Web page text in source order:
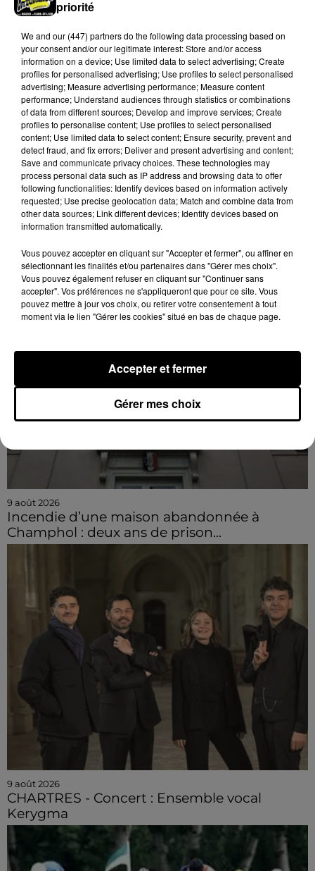
9 août 2026
Loir-et-Cher : un pyromane interpellé grâce
au sang-froid des...
9 août 2026
Incendie d’une maison abandonnée à
Champhol : deux ans de prison...
9 août 2026
CHARTRES - Concert : Ensemble vocal
Kerygma
priorité
We and our (447) partnersdo the following data processing based on
your consent and/or our legitimate interest: Store and/or access
information on a device; Use limited data to select advertising; Create
profiles for personalised advertising; Use profiles to select personalised
advertising; Measure advertising performance; Measure content
performance; Understand audiences through statistics or combinations
of data from different sources; Develop and improve services; Create
profiles to personalise content; Use profiles to select personalised
content; Use limited data to select content; Ensure security, prevent and
detect fraud, and fix errors; Deliver and present advertising and content;
Save and communicate privacy choices. These technologies may
process personal data such as IP address and browsing data to offer
following functionalities: Identify devices based on information actively
requested; Use precise geolocation data; Match and combine data from
other data sources; Link different devices; Identify devices based on
information transmitted automatically.
Vous pouvez accepter en cliquant sur "Accepter et fermer", ou affiner en
sélectionnant les finalités et/ou partenaires dans "Gérer mes choix".
Vous pouvez également refuser en cliquant sur "Continuer sans
accepter". Vos préférences ne s'appliqueront que pour ce site. Vous
pouvez mettre à jour vos choix, ou retirer votre consentement à tout
moment via le lien "Gérer les cookies" situé en bas de chaque page.
Gérer mes choix
Accepter et fermer